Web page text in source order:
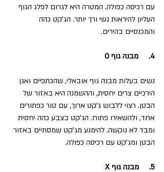
עם רכיסה כפולה. המטרה היא לגרום לפלג הגוף
העליון להיראות נשי ורך יותר. הג'קט כהה
והמכנסיים בהירים.
4.     מבנה גוף O
נשים בעלות מבנה גוף אובאלי, שהכתפיים ואגן
הירכיים צרים יחסית, וההשמנה היא באזור של
הבטן. רצוי ללבוש ג'קט ארוך, עם טור כפתורים
אחד, ולהשאירו פתוח. הג'קט בצבע כהה יחסית
ומבד לא נוקשה. להימנע מג'קט שמסתיים באזור
הבטן ומג'קט עם רכיסה כפולה.
5.     מבנה גוף X